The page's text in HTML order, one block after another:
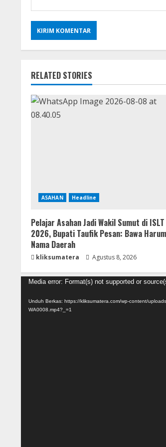
RELATED STORIES
ASAHAN Headline
Pelajar Asahan Jadi Wakil Sumut di ISLT
2026, Bupati Taufik Pesan: Bawa Harum
Nama Daerah
kliksumatera Agustus 8, 2026
Pemutar
Media error: Format(s) not supported or
Unduh Berkas: https://kliksumatera.com/wp-content/
WA0008.mp4?_=1